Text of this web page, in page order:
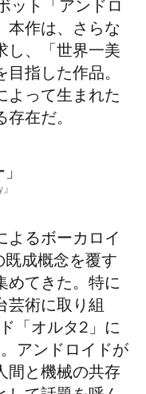
ット「アンドロ
作は、 さらな
し、「 世界一美
指した作品。
よって生まれた
存在だ。
るボーカロイ
既成概念を覆す
めてきた。特に
芸術に取り組
「オルタ2」に
アンドロイドが
間と機械の共存